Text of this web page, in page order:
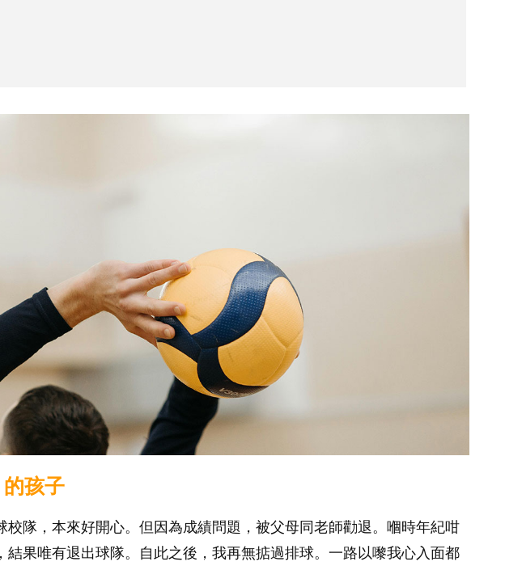
的孩子
校隊，本來好開心。但因為成績問題，被父母同老師勸退。嗰時年紀咁
結果唯有退出球隊。自此之後，我再無掂過排球。一路以嚟我心入面都